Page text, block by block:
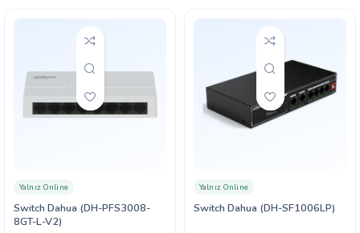
Switch Dahua (DH-PFS3008-
8GT-L-V2)
Yalnız Online
Switch Dahua (DH-SF1006LP)
Yalnız Online